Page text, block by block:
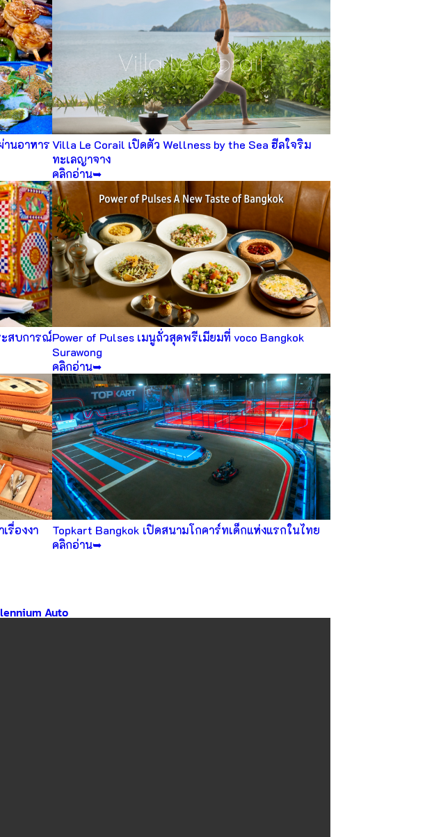
านอาหารVilla Le Corail เปิดตัว Wellness by the Sea ฮีลใจริม
ทะเลญาจาง
คลิกอ่าน➥
ะสบการณ์Power of Pulses เมนูถั่วสุดพรีเมียมที่ voco Bangkok
Surawong
คลิกอ่าน➥
รื่องงา
Topkart Bangkok เปิดสนามโกคาร์ทเด็กแห่งแรกในไทย
คลิกอ่าน➥
Auto